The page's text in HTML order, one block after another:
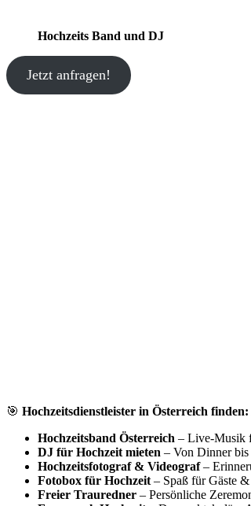
Hochzeits Band und DJ
Jetzt anfragen!
🎯 Hochzeitsdienstleister in Österreich
Hochzeitsband Österreich – Live-Musik
DJ für Hochzeit mieten – Von Dinner
Hochzeitsfotograf & Videograf–
Fotobox für Hochzeit – Spaß für Gäste
Freier Trauredner – Persönliche